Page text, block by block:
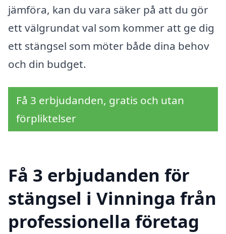
jämföra, kan du vara säker på att du gör
ett välgrundat val som kommer att ge dig
ett stängsel som möter både dina behov
och din budget.
Få 3 erbjudanden, gratis och utan
förpliktelser
Få 3 erbjudanden för
stängsel i Vinninga från
professionella företag